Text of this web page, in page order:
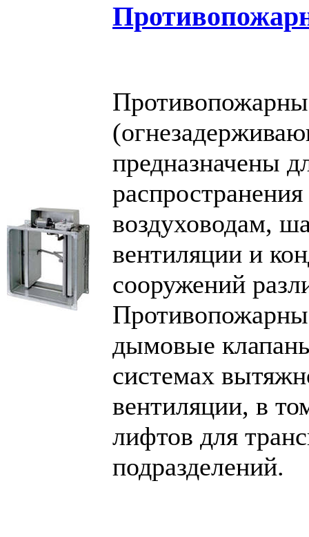
предназначены
воздуховодам,
вентиляции и
сооружений
дымовые
системах
вентиляции, в
лифтов для
подразделений.